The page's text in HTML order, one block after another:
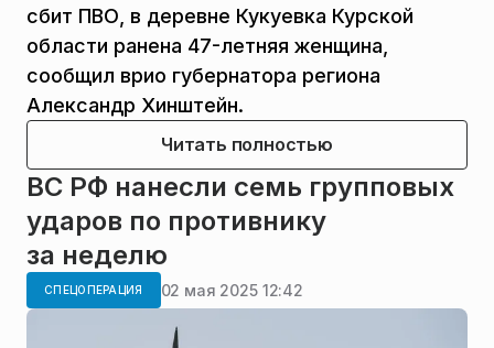
сбит ПВО, в деревне Кукуевка Курской
области ранена 47-летняя женщина,
сообщил врио губернатора региона
Александр Хинштейн.
Читать полностью
ВС РФ нанесли семь групповых
ударов по противнику
за неделю
СПЕЦОПЕРАЦИЯ 02 мая 2025 12:42